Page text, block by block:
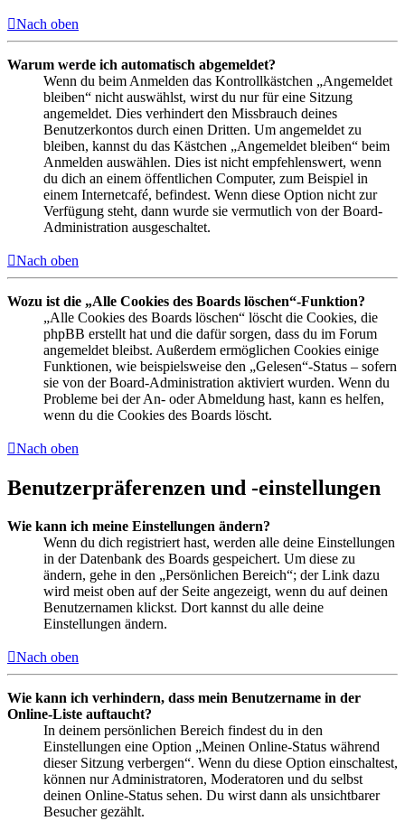
Nach oben
Warum werde ich automatisch abgemeldet?
Wenn du beim Anmelden das Kontrollkästchen „Angemeldet
bleiben“ nicht auswählst, wirst du nur für eine Sitzung
angemeldet. Dies verhindert den Missbrauch deines
Benutzerkontos durch einen Dritten. Um angemeldet zu
bleiben, kannst du das Kästchen „Angemeldet bleiben“ beim
Anmelden auswählen. Dies ist nicht empfehlenswert, wenn
du dich an einem öffentlichen Computer, zum Beispiel in
einem Internetcafé, befindest. Wenn diese Option nicht zur
Verfügung steht, dann wurde sie vermutlich von der Board-
Administration ausgeschaltet.
Nach oben
Wozu ist die „Alle Cookies des Boards löschen“-Funktion?
„Alle Cookies des Boards löschen“ löscht die Cookies, die
phpBB erstellt hat und die dafür sorgen, dass du im Forum
angemeldet bleibst. Außerdem ermöglichen Cookies einige
Funktionen, wie beispielsweise den „Gelesen“-Status – sofern
sie von der Board-Administration aktiviert wurden. Wenn du
Probleme bei der An- oder Abmeldung hast, kann es helfen,
wenn du die Cookies des Boards löscht.
Nach oben
Benutzerpräferenzen und -einstellungen
Wie kann ich meine Einstellungen ändern?
Wenn du dich registriert hast, werden alle deine Einstellungen
in der Datenbank des Boards gespeichert. Um diese zu
ändern, gehe in den „Persönlichen Bereich“; der Link dazu
wird meist oben auf der Seite angezeigt, wenn du auf deinen
Benutzernamen klickst. Dort kannst du alle deine
Einstellungen ändern.
Nach oben
Wie kann ich verhindern, dass mein Benutzername in der
Online-Liste auftaucht?
In deinem persönlichen Bereich findest du in den
Einstellungen eine Option „Meinen Online-Status während
dieser Sitzung verbergen“. Wenn du diese Option einschaltest,
können nur Administratoren, Moderatoren und du selbst
deinen Online-Status sehen. Du wirst dann als unsichtbarer
Besucher gezählt.